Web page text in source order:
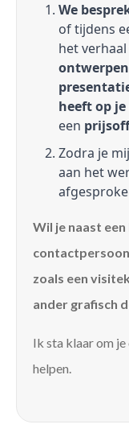
We
of tijdens
het
heeft op
een
Zodra je
aan het
Wil je naast
zoals een
ander grafisch
Ik sta klaar om
helpen.